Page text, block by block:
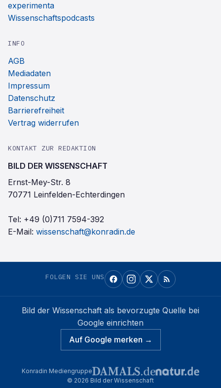
experimenta
Wissenschaftspodcasts
INFO
AGB
Mediadaten
Impressum
Datenschutz
Barrierefreiheit
Vertrag widerrufen
KONTAKT ZUR REDAKTION
BILD DER WISSENSCHAFT
Ernst-Mey-Str. 8
70771 Leinfelden-Echterdingen
Tel: +49 (0)711 7594-392
E-Mail: wissenschaft@konradin.de
FOLGEN SIE UNS
Bild der Wissenschaft als bevorzugte Quelle bei
Google einrichten
Auf Google merken →
Konradin Mediengruppe
© 2026 Bild der Wissenschaft